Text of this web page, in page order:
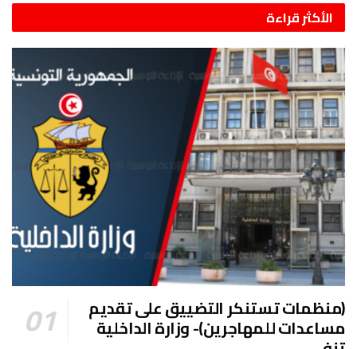
الأكثر قراءة
(منظمات تستنكر التضييق على تقديم
مساعدات للمهاجرين)- وزارة الداخلية